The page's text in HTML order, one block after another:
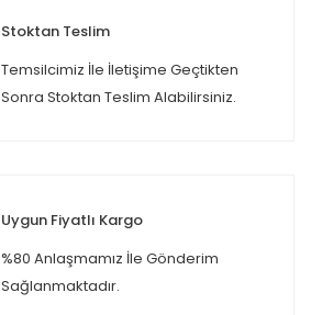
Stoktan Teslim
Temsilcimiz İle İletişime Geçtikten
Sonra Stoktan Teslim Alabilirsiniz.
Uygun Fiyatlı Kargo
%80 Anlaşmamız İle Gönderim
Sağlanmaktadır.